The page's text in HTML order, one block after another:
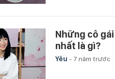
Những cô
nhất là gì?
Yêu - 7 năm trước